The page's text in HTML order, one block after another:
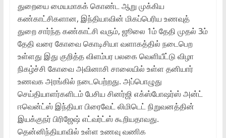
துறையை மையமாகக் கொண்ட ஆறு முக்கிய
கண்காட்சிகளான, இந்தியாவின் மிகப்பெரிய உணவுத்
துறை சார்ந்த கண்காட்சி வரும், ஜூலை 1ம் தேதி முதல் 3ம்
தேதி வரை கோவை கொடிசியா வளாகத்தில் நடைபெற
உள்ளது இது குறித்த விளம்பர பலகை வெளியீட்டு விழா
நிகழ்ச்சி கோவை அவினாசி சாலையில் உள்ள தனியார்
உணவக அரங்கில் நடைபெற்றது. அப்பொழுது
செய்தியாளர்களிடம் பேசிய சினர்ஜி எக்ஸ்போஷர்ஸ் அன்ட்
ஈவென்ட்ஸ் இந்தியா பிரைவேட் லிமிடெட் நிறுவனத்தின்
இயக்குநர் பிரிஜேஷ் எட்வர்ட்ஸ் கூறியதாவது.
தென்னிந்தியாவில் உள்ள உணவு வணிக